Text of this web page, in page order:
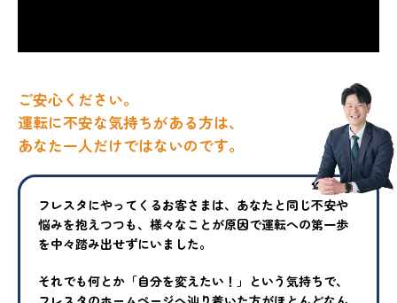
ご安心ください。
運転に不安な気持ちがある方は、
あなた一人だけではないのです。
フレスタにやってくるお客さまは、あなたと同じ不安や
悩みを抱えつつも、様々なことが原因で運転への第一歩
を中々踏み出せずにいました。
それでも何とか「自分を変えたい！」という気持ちで、